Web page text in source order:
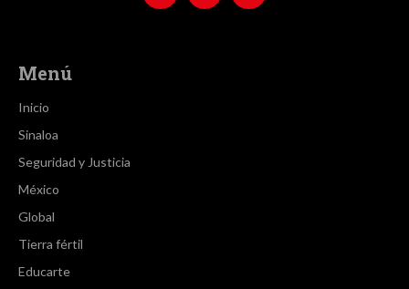
Menú
Inicio
Sinaloa
Seguridad y Justicia
México
Global
Tierra fértil
Educarte